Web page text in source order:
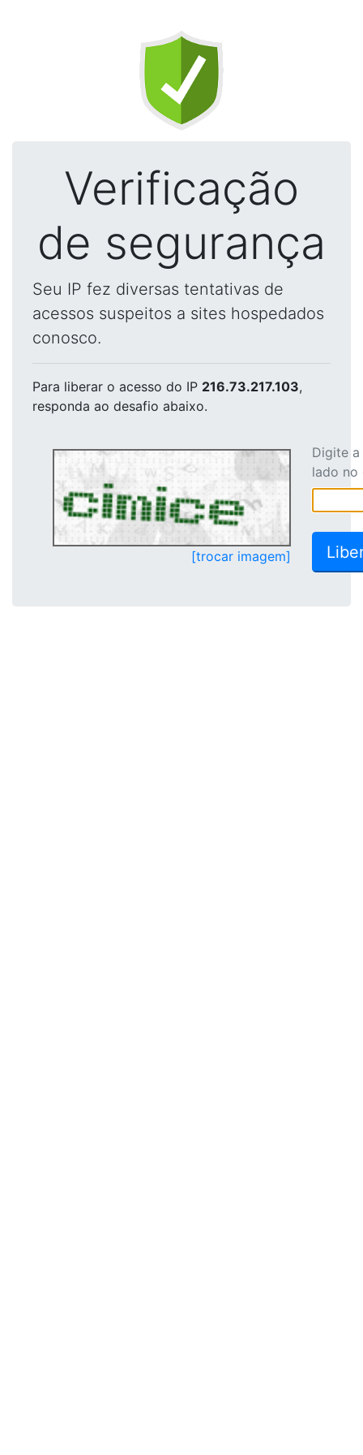
Verificação
de segurança
Seu IP fez diversas tentativas de
acessos suspeitos a sites hospedados
conosco.
Para liberar o acesso do IP 216.73.217.103,
responda ao desafio abaixo.
[trocar imagem]
Digite
lado no